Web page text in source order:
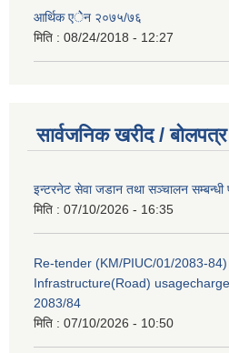
आर्थिक एेेन २०७५/७६
मिति : 08/24/2018 - 12:27
सार्वजनिक खरीद /
इन्टरनेट सेवा जडान तथा सञ्चालन सम्बन्धी
मिति : 07/10/2026 - 16:35
Re-tender (KM/PIUC/01/2083-
Infrastructure(Road)
2083/84
मिति : 07/10/2026 - 10:50